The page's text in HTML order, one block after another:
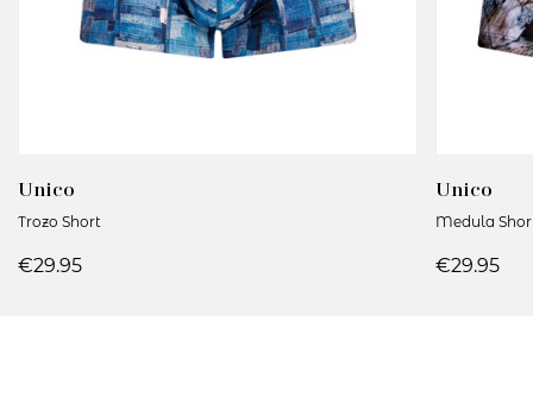
Unico
Trozo Short
€29.95
Unico
Medula
€29.95